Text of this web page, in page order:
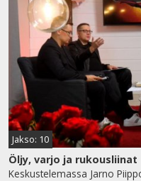
Jakso: 10
Öljy, varjo ja rukousliinat
Keskustelemassa Jarno